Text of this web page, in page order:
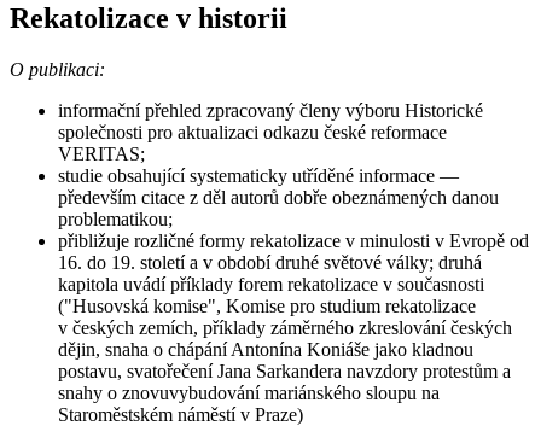
Rekatolizace v historii
O publikaci:
informační přehled zpracovaný členy výboru Historické
společnosti pro aktualizaci odkazu české reformace
VERITAS;
studie obsahující systematicky utříděné informace —
především citace z děl autorů dobře obeznámených danou
problematikou;
přibližuje rozličné formy rekatolizace v minulosti v Evropě od
16. do 19. století a v období druhé světové války; druhá
kapitola uvádí příklady forem rekatolizace v současnosti
("Husovská komise", Komise pro studium rekatolizace
v českých zemích, příklady záměrného zkreslování českých
dějin, snaha o chápání Antonína Koniáše jako kladnou
postavu, svatořečení Jana Sarkandera navzdory protestům a
snahy o znovuvybudování mariánského sloupu na
Staroměstském náměstí v Praze)